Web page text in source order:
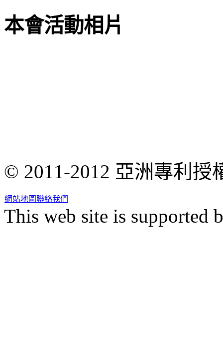
本會活動相片
© 2011-2012 亞洲專利
網站地圖聯絡我們
This web site is supported